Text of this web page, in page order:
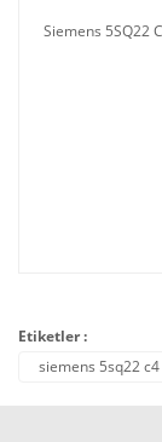
Siemens 5SQ22
Etiketler :
siemens 5sq22 c4